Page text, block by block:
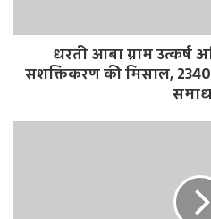
धरती आबा ग्राम उत्कर्ष
सशक्तिकरण की मिसाल,